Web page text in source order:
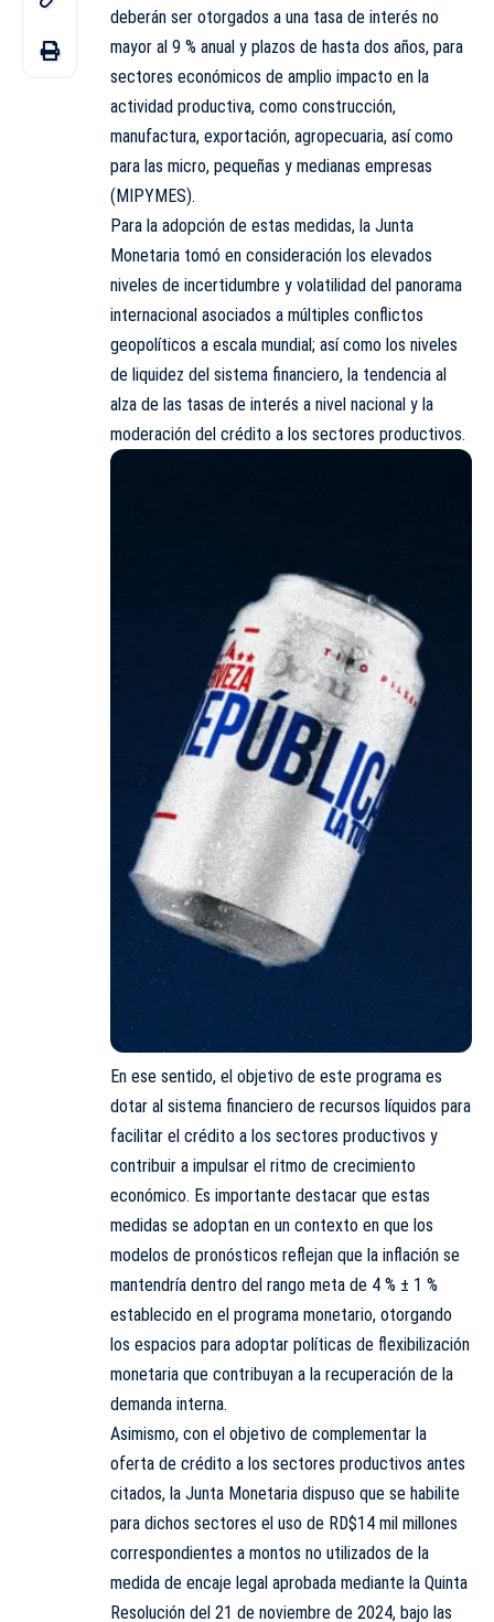
deberán ser otorgados a una tasa de interés no
mayor al 9 % anual y plazos de hasta dos años, para
sectores económicos de amplio impacto en la
actividad productiva, como construcción,
manufactura, exportación, agropecuaria, así como
para las micro, pequeñas y medianas empresas
(MIPYMES).
Para la adopción de estas medidas, la Junta
Monetaria tomó en consideración los elevados
niveles de incertidumbre y volatilidad del panorama
internacional asociados a múltiples conflictos
geopolíticos a escala mundial; así como los niveles
de liquidez del sistema financiero, la tendencia al
alza de las tasas de interés a nivel nacional y la
moderación del crédito a los sectores productivos.
En ese sentido, el objetivo de este programa es
dotar al sistema financiero de recursos líquidos para
facilitar el crédito a los sectores productivos y
contribuir a impulsar el ritmo de crecimiento
económico. Es importante destacar que estas
medidas se adoptan en un contexto en que los
modelos de pronósticos reflejan que la inflación se
mantendría dentro del rango meta de 4 % ± 1 %
establecido en el programa monetario, otorgando
los espacios para adoptar políticas de flexibilización
monetaria que contribuyan a la recuperación de la
demanda interna.
Asimismo, con el objetivo de complementar la
oferta de crédito a los sectores productivos antes
citados, la Junta Monetaria dispuso que se habilite
para dichos sectores el uso de RD$14 mil millones
correspondientes a montos no utilizados de la
medida de encaje legal aprobada mediante la Quinta
Resolución del 21 de noviembre de 2024, bajo las